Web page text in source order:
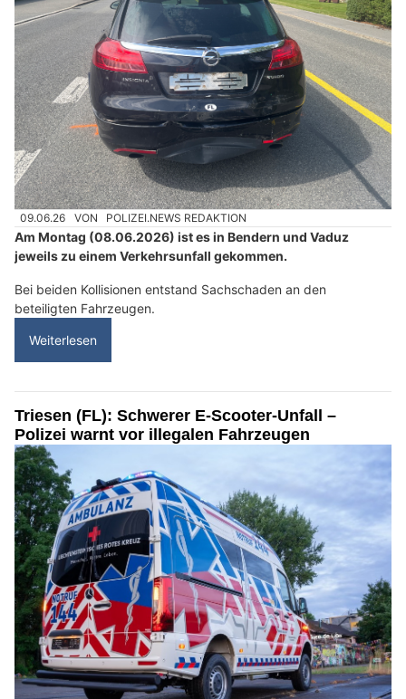
09.06.26 VON POLIZEI.NEWS REDAKTION
Am Montag (08.06.2026) ist es in Bendern und Vaduz
jeweils zu einem Verkehrsunfall gekommen.
Bei beiden Kollisionen entstand Sachschaden an den
beteiligten Fahrzeugen.
Weiterlesen
Triesen (FL): Schwerer E-Scooter-Unfall –
Polizei warnt vor illegalen Fahrzeugen